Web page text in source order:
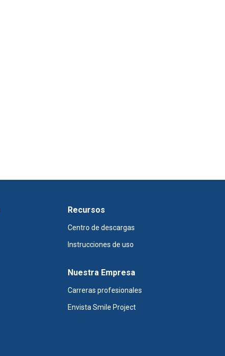
Recursos
Centro de descargas
Instrucciones de uso
Nuestra Empresa
Carreras profesionales
Envista Smile Project